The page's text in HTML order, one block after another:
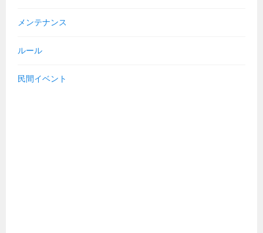
メンテナンス
ルール
民間イベント